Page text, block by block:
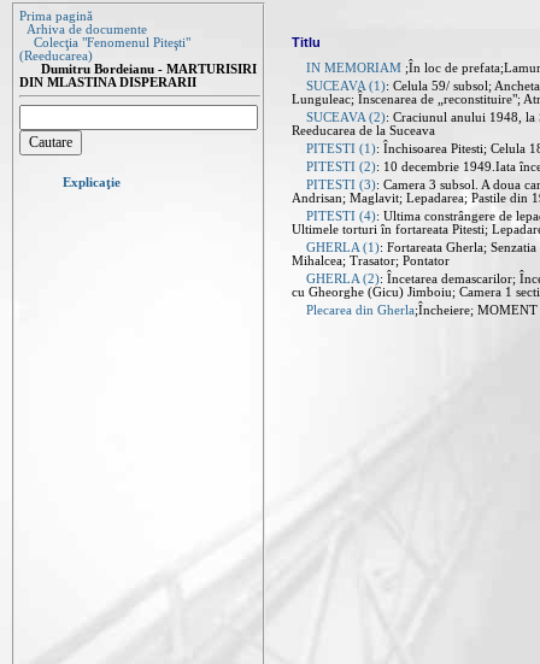
Prima pagină
Arhiva de documente
Colecţia "Fenomenul Piteşti"
(Reeducarea)
Dumitru Bordeianu - MARTURISIRI
DIN MLASTINA DISPERARII
Explicaţie
Titlu
IN MEMORIAM ;În loc de
SUCEAVA (1): Celula 59/ subsol;
Lunguleac; Înscenarea de „reconstituire";
SUCEAVA (2): Craciunul anului 1948, la
Reeducarea de la Suceava
PITESTI (1): Închisoarea Pitesti; Celula
PITESTI (2): 10 decembrie 1949.Iata
PITESTI (3): Camera 3 subsol. A doua
Andrisan; Maglavit; Lepadarea; Pastile din
PITESTI (4): Ultima constrângere de
Ultimele torturi în fortareata Pitesti;
GHERLA (1): Fortareata Gherla;
Mihalcea; Trasator; Pontator
GHERLA (2): Încetarea demascarilor;
cu Gheorghe (Gicu) Jimboiu; Camera 1
Plecarea din Gherla;Încheiere;